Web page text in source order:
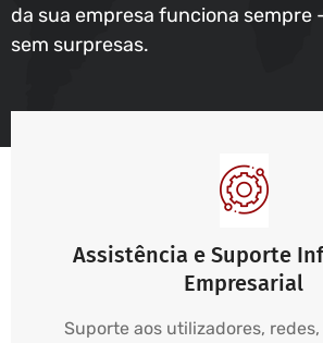
da sua empresa funciona sempre
sem surpresas.
Assistência e Suporte
Empresarial
Suporte aos utilizadores,